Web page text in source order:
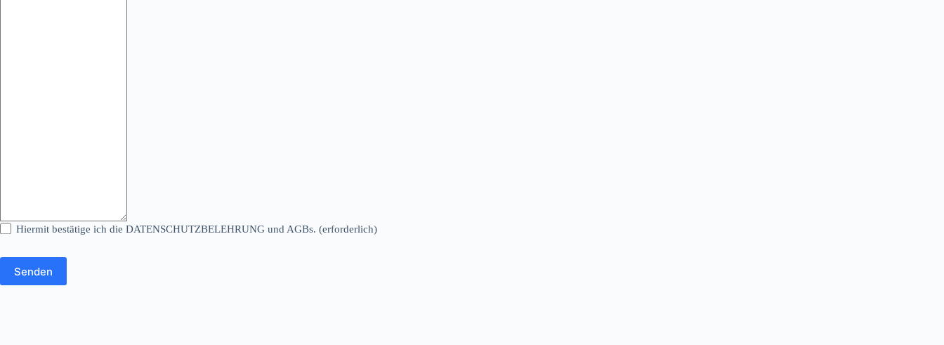
Hiermit bestätige ich die DATENSCHUTZBELEHRUNG und AGBs. (erforderlich)
Senden